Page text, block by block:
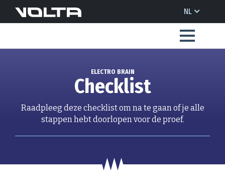
NL
ELECTRO BRAIN
Checklist
Raadpleeg deze checklist om na te gaan of je alle
stappen hebt doorlopen voor de proef.